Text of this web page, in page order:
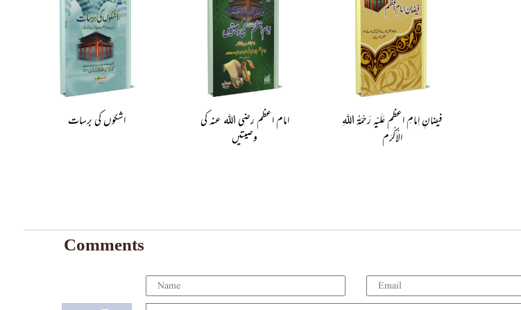
اشکوں کی برسات
امام اعظم رضی اللہ عنہ کی
وصیتیں
فیضانِ اِمامِ اعظم عَلَیْہِ رَحْمَۃُ اللہِ
الْاَکْرَم
Comments